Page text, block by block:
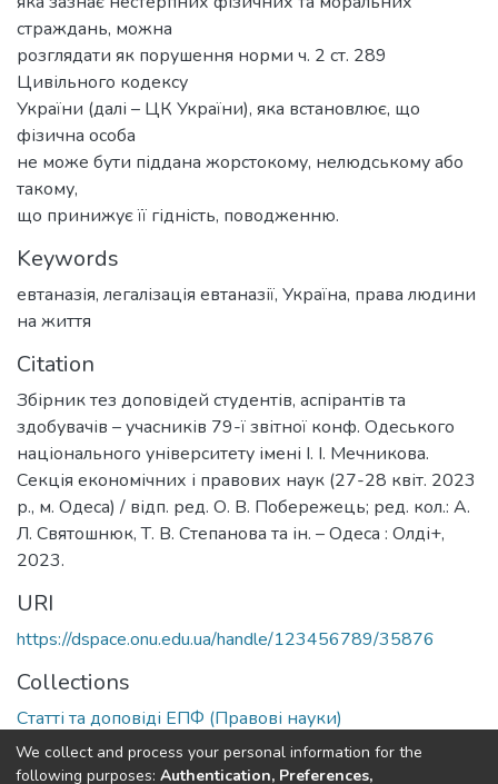
страждань, можна
розглядати як порушення норми ч. 2 ст. 289
Цивільного кодексу
України (далі – ЦК України), яка встановлює, що
фізична особа
не може бути піддана жорстокому, нелюдському або
такому,
що принижує її гідність, поводженню.
Keywords
евтаназія, легалізація евтаназії, Україна, права людини
на життя
Citation
Збірник тез доповідей студентів, аспірантів та
здобувачів – учасників 79-ї звітної конф. Одеського
національного університету імені І. І. Мечникова.
Секція економічних і правових наук (27-28 квіт. 2023
р., м. Одеса) / відп. ред. О. В. Побережець; ред. кол.: А.
Л. Святошнюк, Т. В. Степанова та ін. – Одеса : Олді+,
2023.
URI
https://dspace.onu.edu.ua/handle/123456789/35876
Collections
Статті та доповіді ЕПФ (Правові науки)
Full item page
We collect and process your personal information for the
following purposes: Authentication, Preferences,